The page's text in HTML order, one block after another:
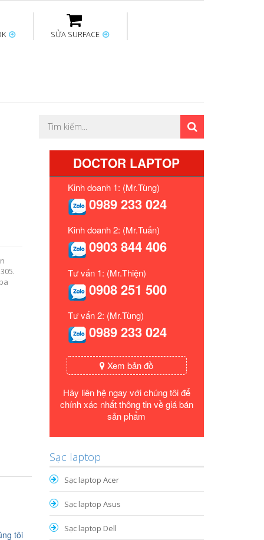
Thay bàn phím
SỬA SURFACE
Thay sạc Surface Sửa Mainboard
tôi
DOCTOR LAPTOP
Kinh doanh 1: (Mr.Tùng)
0989 233 024
Kinh doanh 2: (Mr.Tuấn)
0903 844 406
Tư vấn 1: (Mr.Thiện)
0908 251 500
Tư vấn 2: (Mr.Tùng)
0989 233 024
Xem bản đồ
Hãy liên hệ ngay với chúng tôi để
chính xác nhất thông tin về giá bán
sản phẩm
Sạc laptop
Sạc laptop Acer
Sạc laptop Asus
Sạc laptop Dell